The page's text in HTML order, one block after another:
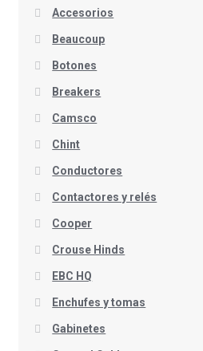
Accesorios
Beaucoup
Botones
Breakers
Camsco
Chint
Conductores
Contactores y relés
Cooper
Crouse Hinds
EBC HQ
Enchufes y tomas
Gabinetes